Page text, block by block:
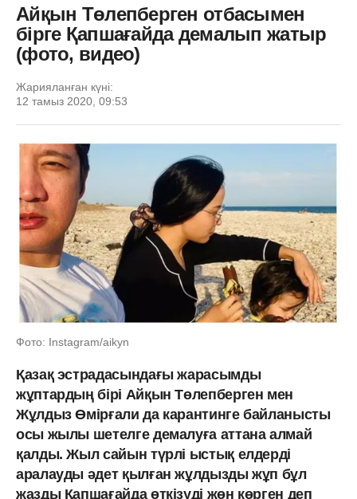
Айқын Төлепберген отбасымен
бірге Қапшағайда демалып жатыр
(фото, видео)
Жарияланған күні:
12 тамыз 2020, 09:53
Фото: Instagram/aikyn
Қазақ эстрадасындағы жарасымды
жұптардың бірі Айқын Төлепберген мен
Жұлдыз Өмірғали да карантинге байланысты
осы жылы шетелге демалуға аттана алмай
қалды. Жыл сайын түрлі ыстық елдерді
аралауды әдет қылған жұлдызды жұп бұл
жазды Қапшағайда өткізуді жөн көрген деп